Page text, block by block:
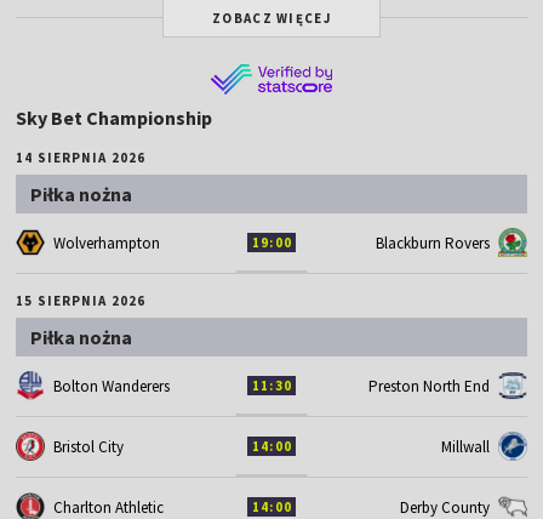
ZOBACZ WIĘCEJ
Sky Bet Championship
14 SIERPNIA 2026
Piłka nożna
Wolverhampton 19:00 Blackburn Rovers
15 SIERPNIA 2026
Piłka nożna
Bolton Wanderers 11:30 Preston North End
Bristol City 14:00 Millwall
Charlton Athletic 14:00 Derby County